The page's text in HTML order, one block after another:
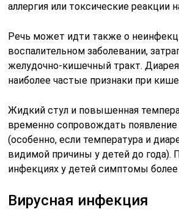
аллергия или токсические реакции
Речь может идти также о
воспалительном заболевании,
желудочно-кишечный тракт.
наиболее частые признаки при
Жидкий стул и повышенная
временно сопровождать появление
(особенно, если температура и
видимой причины у детей до года).
инфекциях у детей симптомы
Вирусная инфекция